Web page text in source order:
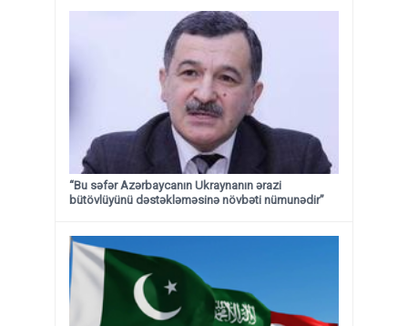
“Bu səfər Azərbaycanın Ukraynanın ərazi
bütövlüyünü dəstəkləməsinə növbəti nümunədir”